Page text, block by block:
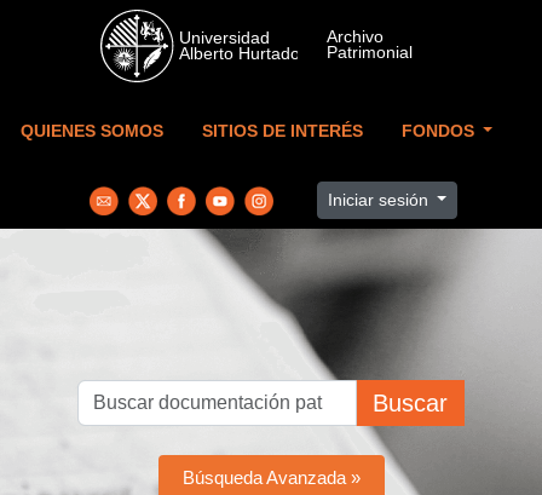
Skip to main content
QUIENES SOMOS SITIOS DE INTERÉS FONDOS
Iniciar sesión
Buscar
Búsqueda Avanzada »